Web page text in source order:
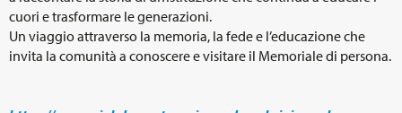
cuori e trasformare le generazioni.
Un viaggio attraverso la memoria, la fede e l’educazione che
invita la comunità a conoscere e visitare il Memoriale di persona.